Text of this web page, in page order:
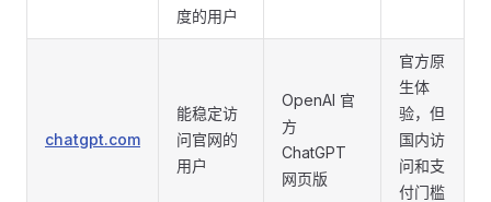
度的用户
chatgpt.com
能稳定访
问官网的
用户
OpenAI 官
方
ChatGPT
网页版
官方原
生体
验，但
国内访
问和支
付门槛